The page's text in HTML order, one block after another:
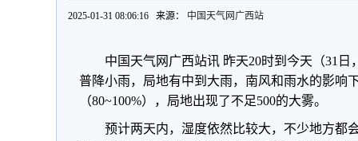
2025-01-31 08:06:16 来源： 中国天气网广西站
中国天气网广西站讯 昨天20时到今天（31
普降小雨，局地有中到大雨，南风和雨水的影响
（80~100%），局地出现了不足500的大雾。
预计两天内，湿度依然比较大，不少地方都